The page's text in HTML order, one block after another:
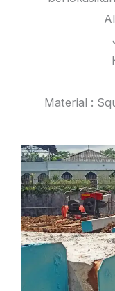
Material :